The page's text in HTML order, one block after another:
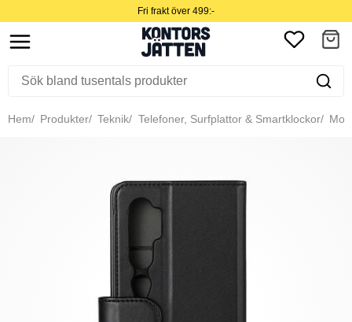
Fri frakt över 499:-
Hem Produkter Teknik Telefoner, Surfplattor & Smartklockor